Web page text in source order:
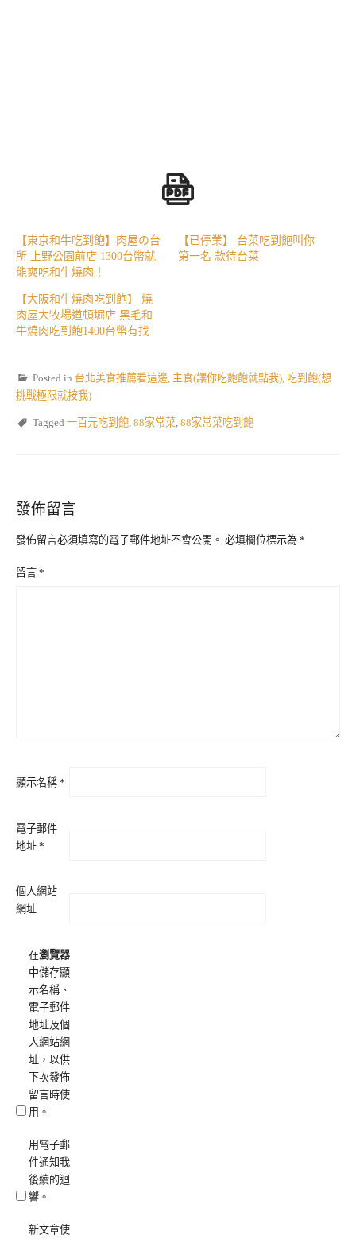
【東京和牛吃到飽】肉屋の台
所 上野公園前店 1300台幣就
能爽吃和牛燒肉！
【已停業】 台菜吃到飽叫你
第一名 款待台菜
【大阪和牛燒肉吃到飽】 燒
肉屋大牧場道頓堀店 黑毛和
牛燒肉吃到飽1400台幣有找
Posted in 台北美食推薦看這邊, 主食(讓你吃飽飽就點我), 吃到飽(想
挑戰極限就按我)
Tagged 一百元吃到飽, 88家常菜, 88家常菜吃到飽
發佈留言
發佈留言必須填寫的電子郵件地址不會公開。 必填欄位標示為 *
留言 *
顯示名稱 *
電子郵件
地址 *
個人網站
網址
在瀏覽器
中儲存顯
示名稱、
電子郵件
地址及個
人網站網
址，以供
下次發佈
留言時使
用。
用電子郵
件通知我
後續的迴
響。
新文章使